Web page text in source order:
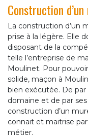
Construction
La construction d’un
prise à la légère. Elle
disposant de la
telle l’entreprise de
Moulinet. Pour
solide, maçon à
bien exécutée. De par
domaine et de par
construction d’un
connait et maitrise
métier.